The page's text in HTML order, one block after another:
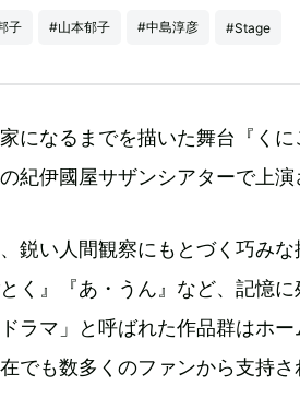
子 #山本郁子 #中島淳彦 #Stage
になるまでを描いた舞台『く
紀伊國屋サザンシアターで上演
鋭い人間観察にもとづく巧み
とく』『あ・うん』など、記憶
ラマ」と呼ばれた作品群はホ
でも数多くのファンから支持さ